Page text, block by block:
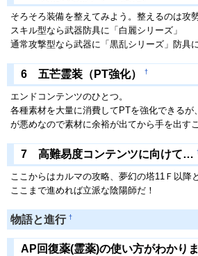
そろそろ装備を整えてみよう。整えるのは攻
スキル型なら武器防具に「白麗シリーズ」
通常攻撃型なら武器に「黒乱シリーズ」防具
6 五芒霊装（PT強化） †
エンドコンテンツのひとつ。
各種素材を大量に消費してPTを強化できるが
が悪めなので素材に余裕が出てから手を出す
7 高難易度コンテンツに向けて…
ここからはカルマの攻略、夢幻の塔11Ｆ以降
ここまで進めれば立派な陰陽師だ！
物語と進行 †
AP回復薬(霊薬)の使い方がわかり